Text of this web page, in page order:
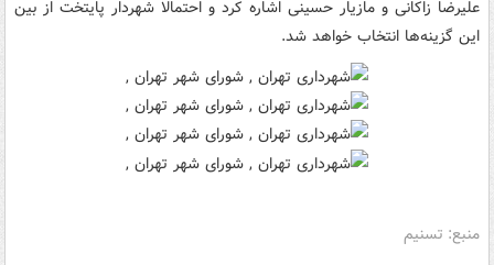
علیرضا زاکانی و مازیار حسینی اشاره کرد و احتمالا شهردار پایتخت از بین
این گزینه‌ها انتخاب خواهد شد.
منبع: تسنیم